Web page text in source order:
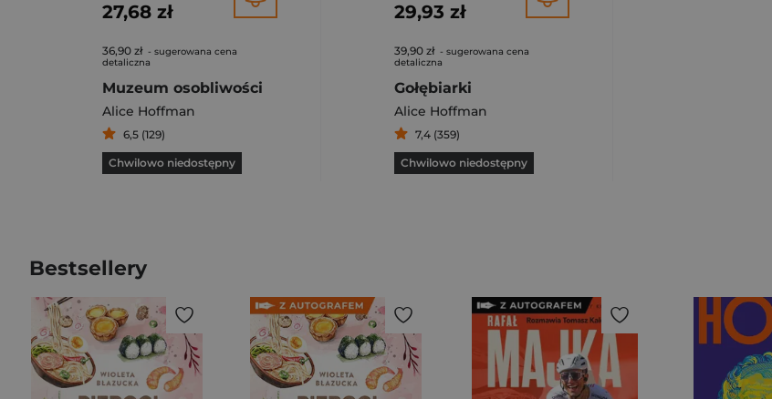
27,68 zł
36,90 zł - sugerowana cena
detaliczna
Muzeum osobliwości
Alice Hoffman
6,5 (129)
Chwilowo niedostępny
29,93 zł
39,90 zł - sugerowana cena
detaliczna
Gołębiarki
Alice Hoffman
7,4 (359)
Chwilowo niedostępny
Bestsellery